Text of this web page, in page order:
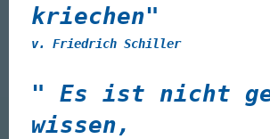
kriechen"
v. Friedrich Schiller
" Es ist nicht
wissen,